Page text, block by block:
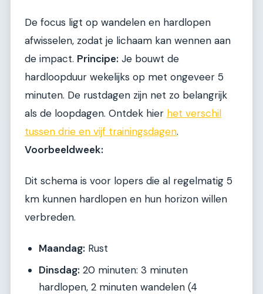
De focus ligt op wandelen en hardlopen
afwisselen, zodat je lichaam kan wennen aan
de impact. Principe: Je bouwt de
hardloopduur wekelijks op met ongeveer 5
minuten. De rustdagen zijn net zo belangrijk
als de loopdagen. Ontdek hier het verschil
tussen drie en vijf trainingsdagen.
Voorbeeldweek:
Dit schema is voor lopers die al regelmatig 5
km kunnen hardlopen en hun horizon willen
verbreden.
Maandag: Rust
Dinsdag: 20 minuten: 3 minuten
hardlopen, 2 minuten wandelen (4